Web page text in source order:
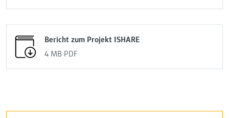
Bericht zum Projekt ISHARE
4 MB PDF